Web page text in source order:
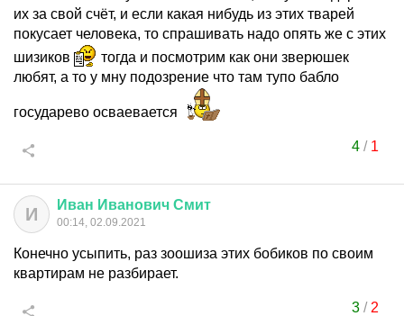
их за свой счёт, и если какая нибудь из этих тварей
покусает человека, то спрашивать надо опять же с этих
шизиков
тогда и посмотрим как они зверюшек
любят, а то у мну подозрение что там тупо бабло
государево осваевается
4/ 1
И Иван Иванович Смит
00:14, 02.09.2021
Конечно усыпить, раз зоошиза этих бобиков по своим
квартирам не разбирает.
3/ 2